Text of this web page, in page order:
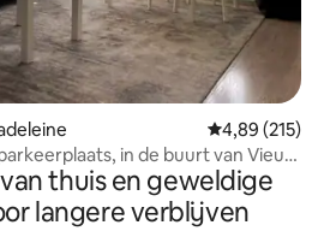
Gemiddelde
4,89 (215)
in de buurt van Vieux-
thuis en geweldige
langere verblijven